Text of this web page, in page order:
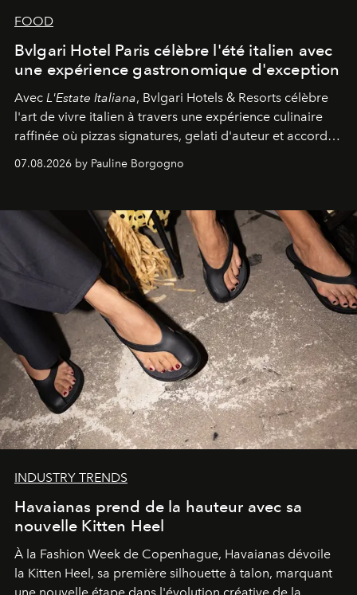
FOOD
Bvlgari Hotel Paris célèbre l'été italien avec
une expérience gastronomique d'exception
Avec L'Estate Italiana, Bvlgari Hotels & Resorts célèbre
l'art de vivre italien à travers une expérience culinaire
raffinée où pizzas signatures, gelati d'auteur et accords
07.08.2026 by Pauline Borgogno
INDUSTRY TRENDS
Havaianas prend de la hauteur avec sa
nouvelle Kitten Heel
À la Fashion Week de Copenhague, Havaianas dévoile
la Kitten Heel, sa première silhouette à talon, marquant